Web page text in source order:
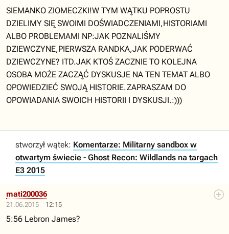
SIEMANKO ZIOMECZKI!W TYM WĄTKU POPROSTU
DZIELIMY SIĘ SWOIMI DOŚWIADCZENIAMI,HISTORIAMI
ALBO PROBLEMAMI NP:JAK POZNALIŚMY
DZIEWCZYNE,PIERWSZA RANDKA,JAK PODERWAĆ
DZIEWCZYNE? ITD.JAK KTOŚ ZACZNIE TO KOLEJNA
OSOBA MOŻE ZACZĄĆ DYSKUSJE NA TEN TEMAT ALBO
OPOWIEDZIEĆ SWOJĄ HISTORIE.ZAPRASZAM DO
OPOWIADANIA SWOICH HISTORII I DYSKUSJI.:)))
stworzył wątek: Komentarze: Militarny sandbox w
otwartym świecie - Ghost Recon: Wildlands na targach
E3 2015
21.06.2015 12:15
mati200036
5:56 Lebron James?